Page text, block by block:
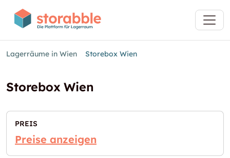
Lagerräume in Wien Storebox Wien
Storebox Wien
PREIS
Preise anzeigen